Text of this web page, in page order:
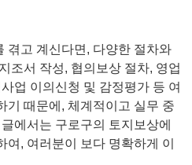
겪고 계신다면, 다양한 절차와
조서 작성, 협의보상 절차, 영업
업 이의신청 및 감정평가 등 여
기 때문에, 체계적이고 실무 중
에서는 구로구의 토지보상에
, 여러분이 보다 명확하게 이